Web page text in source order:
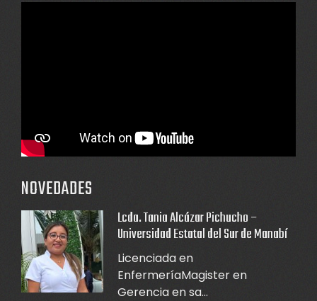
NOVEDADES
Lcda. Tania Alcázar Pichucho –
Universidad Estatal del Sur de Manabí
Licenciada en
EnfermeríaMagister en
Gerencia en sa...